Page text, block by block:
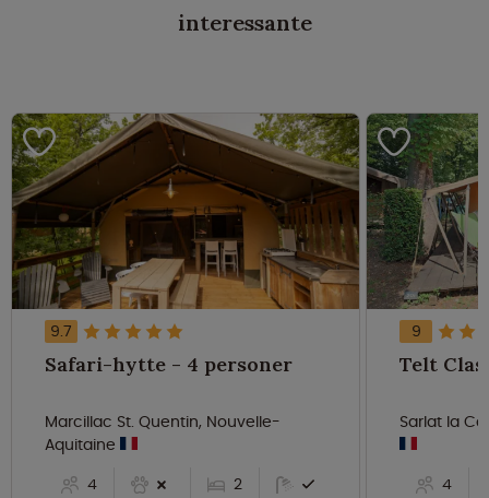
interessante
9.7
Safari-hytte - 4 personer
Marcillac St. Quentin, Nouvelle-
Aquitaine
4
2
9
Sarlat la
4